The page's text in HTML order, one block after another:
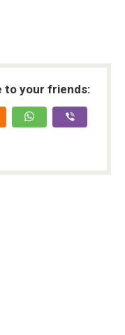
to your friends: